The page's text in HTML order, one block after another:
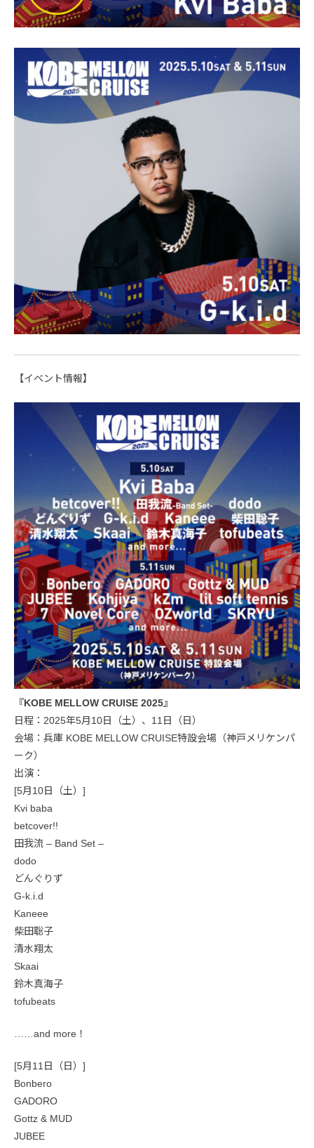
【イベント情報】
『KOBE MELLOW CRUISE 2025』
日程：2025年5月10日（土）、11日（日）
会場：兵庫 KOBE MELLOW CRUISE特設会場（神戸メリケンパ
ーク）
出演：
[5月10日（土）]
Kvi baba
betcover!!
田我流 – Band Set –
dodo
どんぐりず
G-k.i.d
Kaneee
柴田聡子
清水翔太
Skaai
鈴木真海子
tofubeats
……and more！
[5月11日（日）]
Bonbero
GADORO
Gottz & MUD
JUBEE